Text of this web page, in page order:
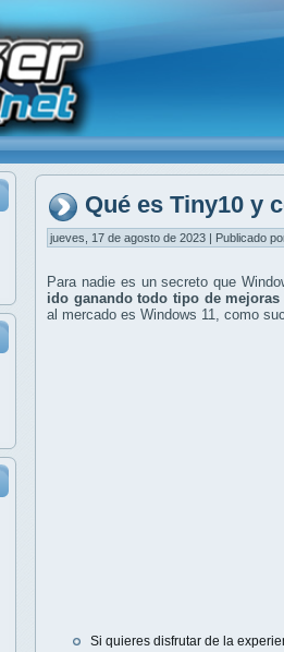
Qué es Tiny10 y
jueves, 17 de agosto de 2023 | Publicado
Para nadie es un secreto que
ido ganando todo tipo de mejoras
al mercado es Windows 11, como
Si quieres disfrutar de la